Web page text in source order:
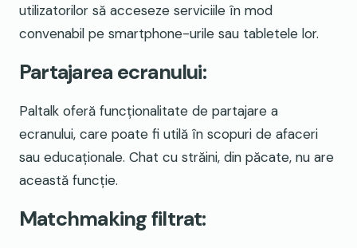
utilizatorilor să acceseze serviciile în mod
convenabil pe smartphone-urile sau tabletele lor.
Partajarea ecranului:
Paltalk oferă funcționalitate de partajare a
ecranului, care poate fi utilă în scopuri de afaceri
sau educaționale. Chat cu străini, din păcate, nu are
această funcție.
Matchmaking filtrat: